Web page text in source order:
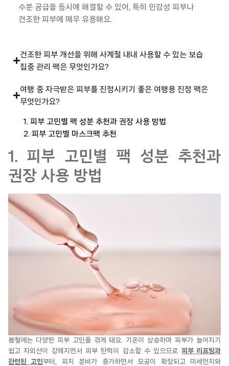
수분 공급을 동시에 해결할 수 있어, 특히 민감성 피부나
건조한 피부에 매우 유용해요.
건조한 피부 개선을 위해 사계절 내내 사용할 수 있는 보습
집중 관리 팩은 무엇인가요?
여행 중 자극받은 피부를 진정시키기 좋은 여행용 진정 팩은
무엇인가요?
1. 피부 고민별 팩 성분 추천과 권장 사용 방법
2. 피부 고민별 마스크팩 추천
1. 피부 고민별 팩 성분 추천과
권장 사용 방법
봄철에는 다양한 피부 고민을 겪게 돼요. 기온이 상승하며 피부가 늘어지기
쉽고 자외선이 강해지면서 피부 탄력이 감소할 수 있으므로 피부 리프팅과
관련된 고민부터, 피지 분비가 증가하면서 모공이 확장되고 미세먼지와